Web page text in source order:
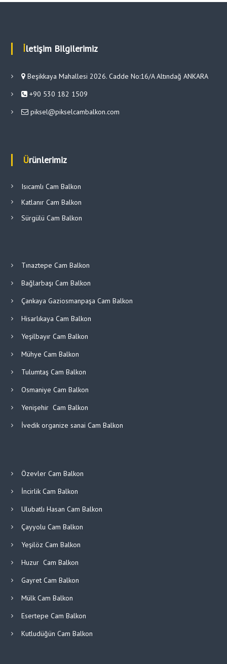
İletişim Bilgilerimiz
Beşikkaya Mahallesi 2026. Cadde No:16/A Altındağ ANKARA
+90 530 182 1509
piksel@pikselcambalkon.com
Ürünlerimiz
Isıcamlı Cam Balkon
Katlanır Cam Balkon
Sürgülü Cam Balkon
Tınaztepe Cam Balkon
Bağlarbaşı Cam Balkon
Çankaya Gaziosmanpaşa Cam Balkon
Hisarlıkaya Cam Balkon
Yeşilbayır Cam Balkon
Mühye Cam Balkon
Tulumtaş Cam Balkon
Osmaniye Cam Balkon
Yenişehir Cam Balkon
İvedik organize sanai Cam Balkon
Özevler Cam Balkon
İncirlik Cam Balkon
Ulubatlı Hasan Cam Balkon
Çayyolu Cam Balkon
Yeşilöz Cam Balkon
Huzur Cam Balkon
Gayret Cam Balkon
Mülk Cam Balkon
Esertepe Cam Balkon
Kutludüğün Cam Balkon